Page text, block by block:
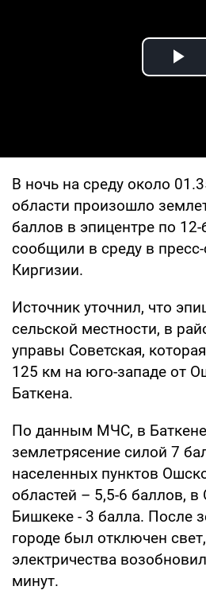
В ночь на среду около
области произошло
баллов в эпицентре по
сообщили в среду в
Киргизии.
Источник уточнил, что
сельской местности, в
управы Советская,
125 км на юго-западе от
Баткена.
По данным МЧС, в
землетрясение силой 7
населенных пунктов
областей – 5,5-6 баллов,
Бишкеке - 3 балла. После
городе был отключен
электричества
минут.